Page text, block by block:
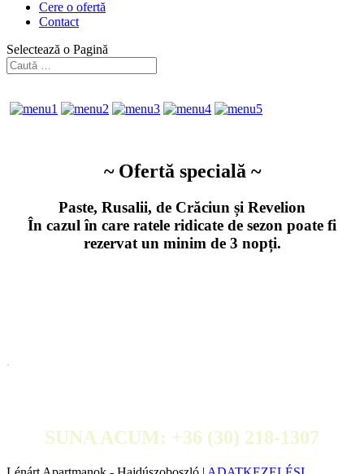
Cere o ofertă
Contact
Selectează o Pagină
~ Ofertă specială ~
Paste, Rusalii, de Crăciun și Revelion
În cazul în care ratele ridicate de sezon poate fi
rezervat un minim de 3 nopți.
.
SUNA ACUM: +36 (30) 218-1307